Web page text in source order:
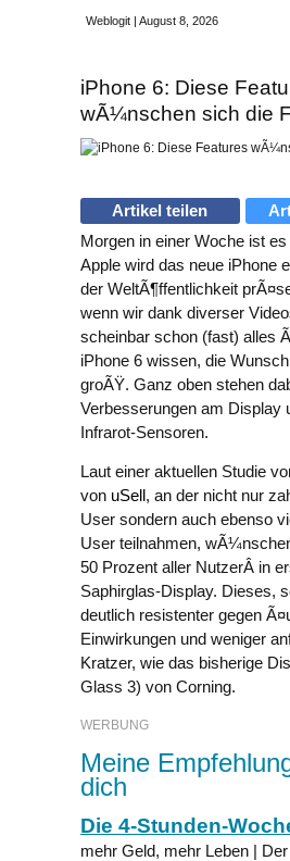
Weblogit | August 8, 2026
iPhone 6: Diese
wÃ¼nschen sich die
Artikel teilen
Morgen in einer Woche ist
Apple wird das neue iPhone
der WeltÃ¶ffentlichkeit
wenn wir dank diverser
scheinbar schon (fast) alles
iPhone 6 wissen, die
groÃŸ. Ganz oben stehen
Verbesserungen am Display
Infrarot-Sensoren.
Laut einer aktuellen Studie
von uSell, an der nicht nur
User sondern auch ebenso
User teilnahmen,
50 Prozent aller NutzerÂ in
Saphirglas-Display. Dieses,
deutlich resistenter gegen
Einwirkungen und weniger
Kratzer, wie das bisherige
Glass 3) von Corning.
WERBUNG
Meine
dich
Die 4-Stunden-
mehr Geld, mehr Leben |